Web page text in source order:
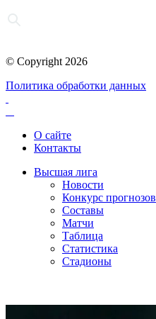
© Copyright 2026
Политика обработки данных
О сайте
Контакты
Высшая лига
Новости
Конкурс прогнозов
Составы
Матчи
Таблица
Статистика
Стадионы